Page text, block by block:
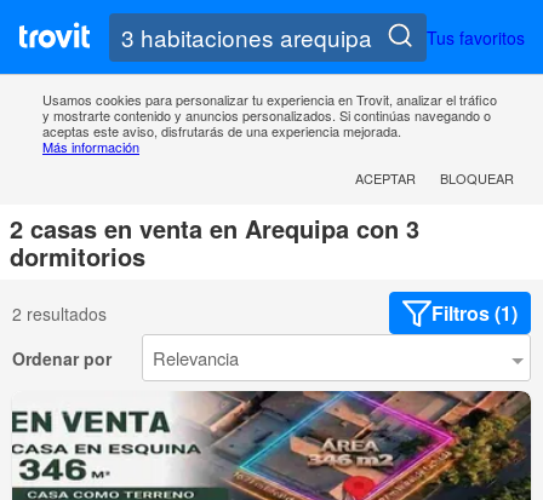
Tus favoritos
Usamos cookies para personalizar tu experiencia en Trovit, analizar el tráfico
y mostrarte contenido y anuncios personalizados. Si continúas navegando o
aceptas este aviso, disfrutarás de una experiencia mejorada.
Más información
ACEPTAR
BLOQUEAR
2 casas en venta en Arequipa con 3
dormitorios
2 resultados Filtros (1)
Ordenar por